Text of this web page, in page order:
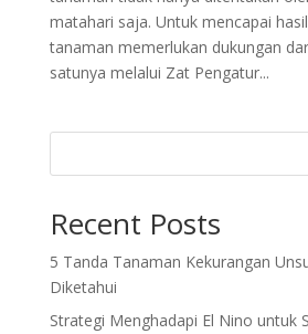
matahari saja. Untuk mencapai
tanaman memerlukan dukungan
satunya melalui Zat Pengatur...
Recent Posts
5 Tanda Tanaman Kekurangan
Diketahui
Strategi Menghadapi El Nino untuk